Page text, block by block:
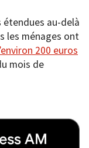
étendues au-delà
les ménages ont
200 euros
mois de